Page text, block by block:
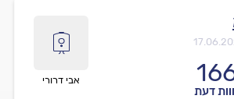
אבי דרורי
דעת